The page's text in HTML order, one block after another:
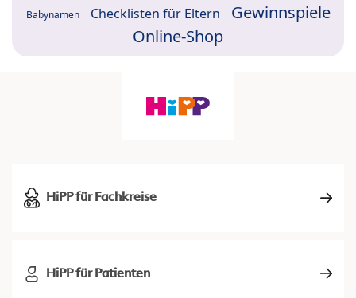
Babynamen Checklisten für Eltern
Gewinnspiele
Online-Shop
HiPP für Fachkreise
HiPP für Patienten